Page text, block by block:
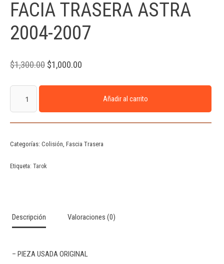
FACIA TRASERA ASTRA
2004-2007
$1,300.00 $1,000.00
Añadir al carrito
Categorías: Colisión, Fascia Trasera
Etiqueta: Tarok
Descripción Valoraciones (0)
– PIEZA USADA ORIGINAL